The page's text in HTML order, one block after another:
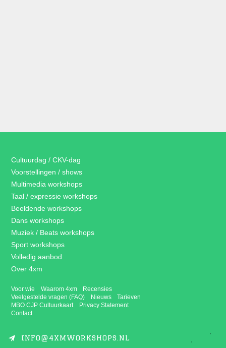
Cultuurdag / CKV-dag
Voorstellingen / shows
Multimedia workshops
Taal / expressie workshops
Beeldende workshops
Dans workshops
Muziek / Beats workshops
Sport workshops
Volledig aanbod
Over 4xm
Voor wie Waarom 4xm
Recensies
Veelgestelde vragen (FAQ)
Nieuws
Tarieven
MBO CJP Cultuurkaart
Privacy Statement
Contact
INFO@4XMWORKSHOPS.NL